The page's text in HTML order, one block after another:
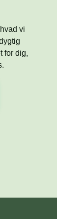
vi
for dig,